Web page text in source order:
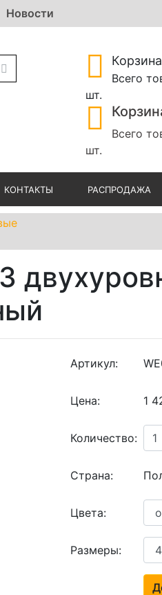
Новости
Корзина
Всего
шт.
Всего
шт.
КОНТАКТЫ РАСПРОДАЖА
Артикул:
Цена: 1
Количество:
Страна:
Цвета:
Размеры: